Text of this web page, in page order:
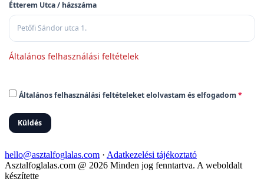
hello@asztalfoglalas.com · Adatkezelési tájékoztató
Asztalfoglalas.com @ 2026 Minden jog fenntartva. A weboldalt
készítette